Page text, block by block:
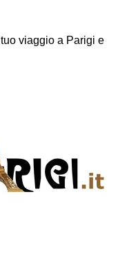
viaggio a Parigi e